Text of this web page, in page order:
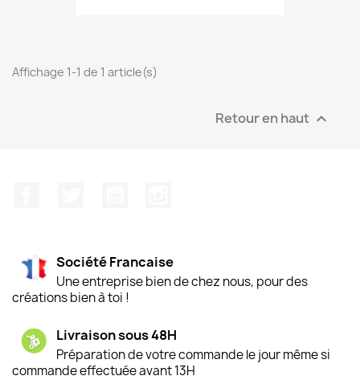
Affichage 1-1 de 1 article(s)
Retour en haut 
Société Francaise
Une entreprise bien de chez nous, pour des
créations bien à toi !
Livraison sous 48H
Préparation de votre commande le jour même si
commande effectuée avant 13H